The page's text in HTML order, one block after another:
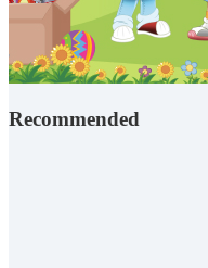
Recommended